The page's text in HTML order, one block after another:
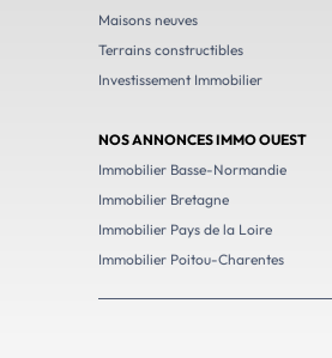
Maisons neuves
Terrains constructibles
Investissement Immobilier
NOS ANNONCES IMMO OUEST
Immobilier Basse-Normandie
Immobilier Bretagne
Immobilier Pays de la Loire
Immobilier Poitou-Charentes